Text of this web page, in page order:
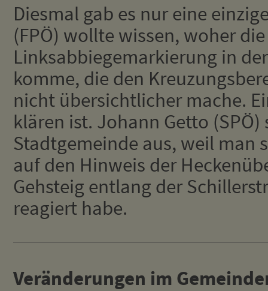
Diesmal gab es nur eine
(FPÖ) wollte wissen, woher
Linksabbiegemarkierung in
komme, die den
nicht übersichtlicher mache.
klären ist. Johann Getto
Stadtgemeinde aus, weil man
auf den Hinweis der
Gehsteig entlang der
reagiert habe.
Veränderungen im